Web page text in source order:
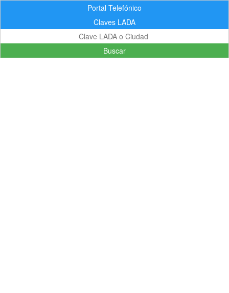
Portal Telefónico
Claves LADA
Buscar